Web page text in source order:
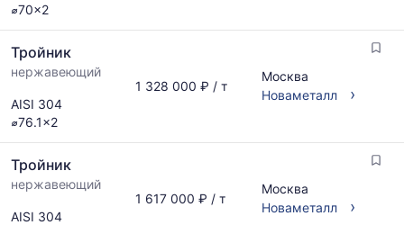
⌀70x2
Тройник
нержавеющий
AISI 304
⌀76.1x2
1 328 000 ₽ / т
Москва
Новаметалл
›
Тройник
нержавеющий
AISI 304
1 617 000 ₽ / т
Москва
Новаметалл
›